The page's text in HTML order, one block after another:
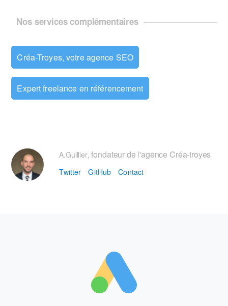
Nos services complémentaires
Créa-Troyes, votre agence SEO
Expert freelance en référencement
A.Guillier, fondateur de l'agence Créa-troyes
Twitter GitHub Contact